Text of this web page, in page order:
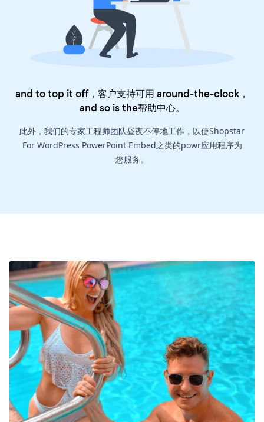
and to top it off，客户支持可用 around-the-clock，
and so is the帮助中心。
此外，我们的专家工程师团队昼夜不停地工作，以使Shopstar
For WordPress PowerPoint Embed之类的powr应用程序为
您服务。